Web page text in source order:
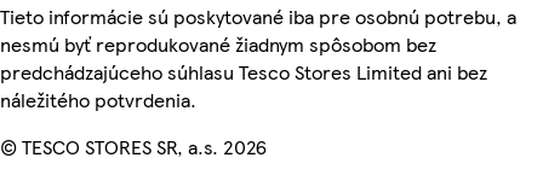
Tieto informácie sú poskytované iba pre osobnú potrebu, a
nesmú byť reprodukované žiadnym spôsobom bez
predchádzajúceho súhlasu Tesco Stores Limited ani bez
náležitého potvrdenia.
© TESCO STORES SR, a.s. 2026